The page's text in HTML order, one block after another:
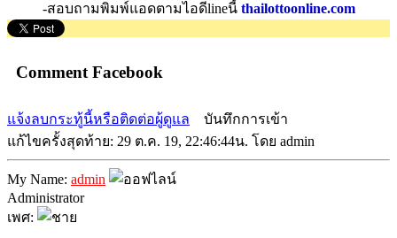
-สอบถามพิมพ์แอดตามไอดีlineนี้ thailottoonline.com
Comment Facebook
แจ้งลบกระทู้นี้หรือติดต่อผู้ดูแล
บันทึกการเข้า
แก้ไขครั้งสุดท้าย: 29 ต.ค. 19, 22:46:44น. โดย admin
My Name: admin
Administrator
เพศ: